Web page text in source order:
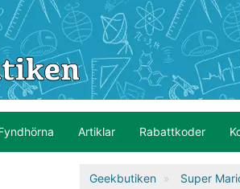
Artiklar Rabattkoder
Geekbutiken Super